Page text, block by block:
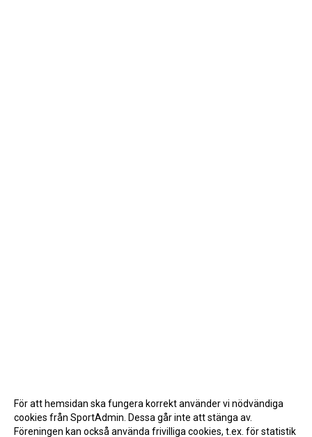
För att hemsidan ska fungera korrekt använder vi nödvändiga
cookies från SportAdmin. Dessa går inte att stänga av.
Föreningen kan också använda frivilliga cookies, t.ex. för statistik